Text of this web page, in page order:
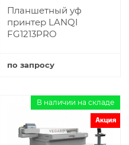
Планшетный уф
принтер LANQI
FG1213PRO
по запросу
В наличии на складе